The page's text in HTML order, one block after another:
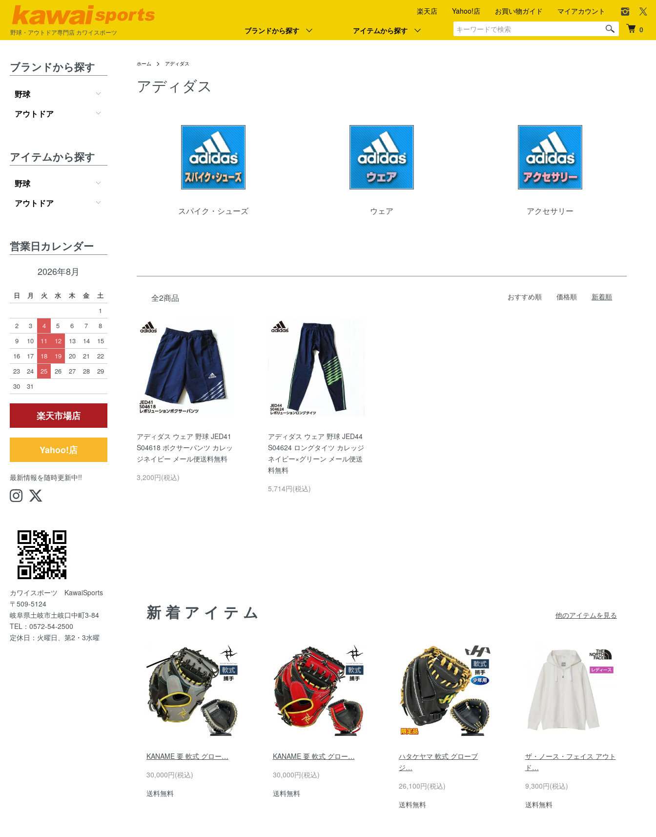
野球・アウトドア専門店 カワイスポーツ 0
ブランドから探す アイテムから探す
楽天店 Yahoo!店 お買い物ガイド マイアカウント
ブランドから探す
野球
アウトドア
アイテムから探す
野球
アウトドア
営業日カレンダー
2026年8月
日 月 火 水 木 金
土
1
2
3 4 5 6 7
8
9
10 11 12 13 14
15
16
17 18 19 20 21
22
23
24 25 26 27 28
29
30
31
楽天市場店
Yahoo!店
最新情報を随時更新中!!
カワイスポーツ KawaiSports
〒509-5124
岐阜県土岐市土岐口中町3-84
TEL：0572-54-2500
定休日：火曜日、第2・3水曜
ホーム アディダス
アディダス
スパイク・シューズ ウェア アクセサリー
全2商品 おすすめ順 価格順 新着順
アディダス ウェア 野球 JED41
S04618 ボクサーパンツ カレッ
ジネイビー メール便送料無料
3,200円(税込)
アディダス ウェア 野球 JED44
S04624 ロングタイツ カレッジ
ネイビー×グリーン メール便送
料無料
5,714円(税込)
新着アイテム 他のアイテムを見る
KANAME 要 軟式 グロー…
30,000円(税込)
送料無料
KANAME 要 軟式 グロー…
30,000円(税込)
送料無料
ハタケヤマ 軟式 グローブ
ジ…
26,100円(税込)
送料無料
ザ・ノース・フェイス アウト
ド…
9,300円(税込)
送料無料